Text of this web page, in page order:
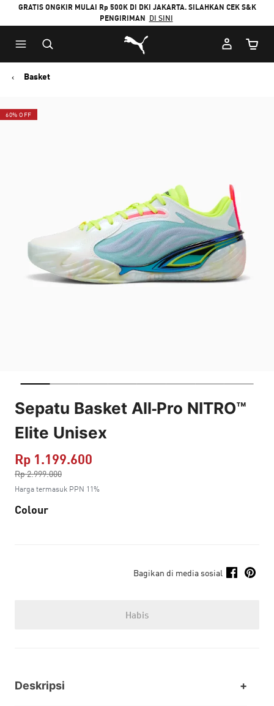
GRATIS ONGKIR MULAI Rp 500K DI DKI JAKARTA. SILAHKAN CEK S&K
PENGIRIMAN DI SINI
Puma Beranda
Basket
60% OFF
Sepatu Basket All-Pro NITRO™
Elite Unisex
Rp 1.199.600
Rp 2.999.000
ke
Harga termasuk PPN 11%
Colour
Bagikan di media sosial
Habis
Deskripsi